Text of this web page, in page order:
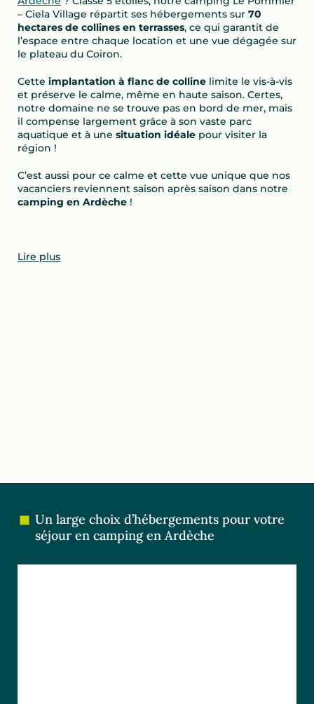
– Ciela Village répartit ses hébergements sur 70
hectares de collines en terrasses, ce qui garantit de
l’espace entre chaque location et une vue dégagée sur
le plateau du Coiron.
Cette implantation à flanc de colline limite le vis-à-vis
et préserve le calme, même en haute saison. Certes,
notre domaine ne se trouve pas en bord de mer, mais
il compense largement grâce à son vaste parc
aquatique et à une situation idéale pour visiter la
région !
C’est aussi pour ce calme et cette vue unique que nos
vacanciers reviennent saison après saison dans notre
camping en Ardèche !
Lire plus
Un large choix d’hébergements pour votre
séjour en camping en Ardèche